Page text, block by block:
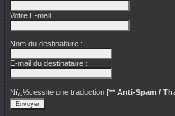
Votre E-mail :
Nom du destinataire :
E-mail du destinataire :
Nï¿½cessite une traduction [** Anti-Spam /